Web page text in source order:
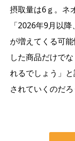
摂取量は6ｇ。ネ
「2026年9月以
が増えてくる可
した商品だけで
れるでしょう」
されていくのだろ